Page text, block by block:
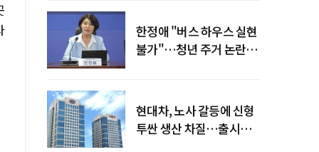
한정애 "버스 하우스 실현
불가"…청년 주거 논란
현대차, 노사 갈등에 신형
투싼 생산 차질…출시